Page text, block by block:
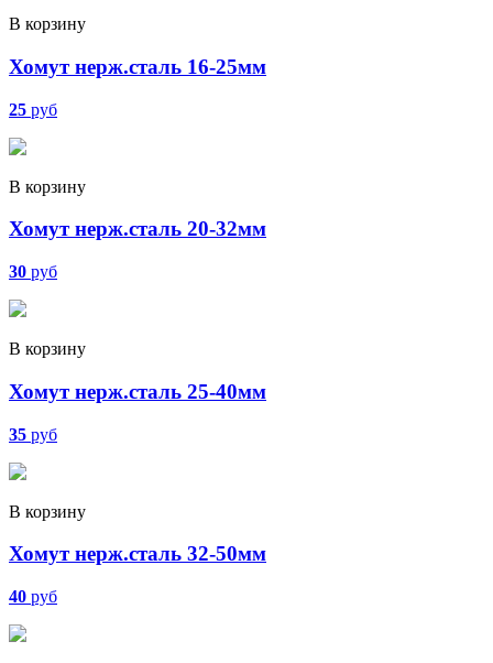
В корзину
Хомут нерж.сталь 16-25мм
25 руб
В корзину
Хомут нерж.сталь 20-32мм
30 руб
В корзину
Хомут нерж.сталь 25-40мм
35 руб
В корзину
Хомут нерж.сталь 32-50мм
40 руб